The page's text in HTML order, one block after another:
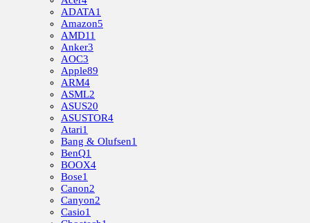
ADATA1
Amazon5
AMD11
Anker3
AOC3
Apple89
ARM4
ASML2
ASUS20
ASUSTOR4
Atari1
Bang & Olufsen1
BenQ1
BOOX4
Bose1
Canon2
Canyon2
Casio1